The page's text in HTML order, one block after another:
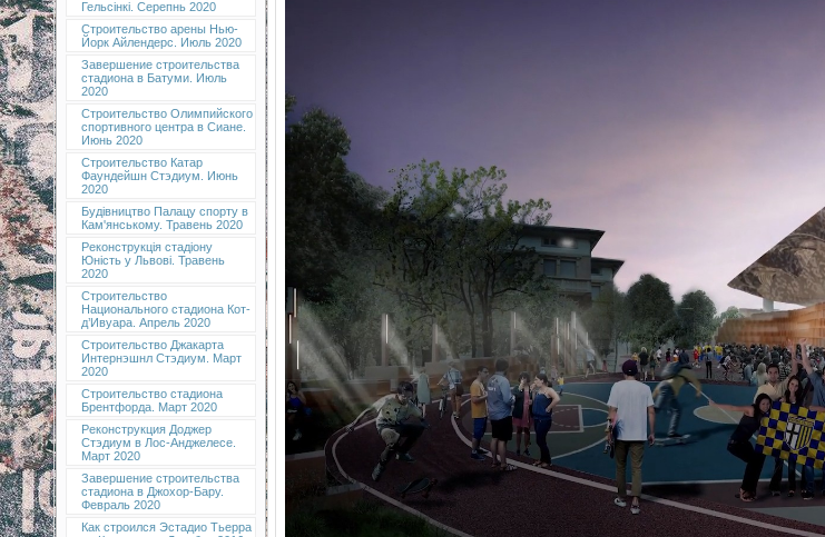
Гельсінкі. Серепнь 2020
Строительство арены Нью-
Йорк Айлендерс. Июль 2020
Завершение строительства
стадиона в Батуми. Июль
2020
Строительство Олимпийского
спортивного центра в Сиане.
Июнь 2020
Строительство Катар
Фаундейшн Стэдиум. Июнь
2020
Будівництво Палацу спорту в
Кам'янському. Травень 2020
Реконструкція стадіону
Юність у Львові. Травень
2020
Строительство
Национального стадиона Кот-
д’Ивуара. Апрель 2020
Строительство Джакарта
Интернэшнл Стэдиум. Март
2020
Строительство стадиона
Брентфорда. Март 2020
Реконструкция Доджер
Стэдиум в Лос-Анджелесе.
Март 2020
Завершение строительства
стадиона в Джохор-Бару.
Февраль 2020
Как строился Эстадио Тьерра